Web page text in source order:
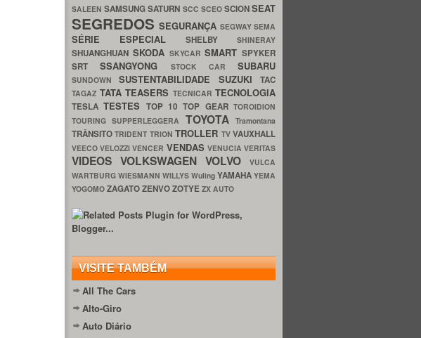
SALEENSAMSUNGSATURN SCC SCEO SCIONSEAT
SEGREDOSSEGURANÇA SEGWAYSEMA
SÉRIE ESPECIAL SHELBY SHINERAY
SHUANGHUAN SKODA SKYCARSMART SPYKER
SRTSSANGYONG STOCK CAR SUBARU
SUNDOWNSUSTENTABILIDADE SUZUKITAC
TAGAZ TATA TEASERS TECNICAR TECNOLOGIA
TESLATESTES TOP 10TOP GEARTOROIDION
TOURING SUPPERLEGGERA TOYOTATramontana
TRÂNSITOTRIDENT TRIONTROLLER TVVAUXHALL
VEECOVELOZZIVENCER VENDAS VENUCIAVERITAS
VIDEOS VOLKSWAGEN VOLVO
VULCA
WARTBURG WIESMANN WILLYS Wuling YAMAHA YEMA
YOGOMO ZAGATOZENVOZOTYE ZX AUTO
VISITE TAMBÉM
All The Cars
Alto-Giro
Auto Diário